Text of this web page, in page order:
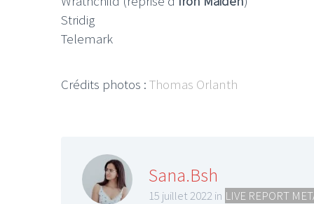
Stridig
Telemark
Crédits photos : Thomas Orlanth
Sana.Bsh
15 juillet 2022 in LIVE REPORT